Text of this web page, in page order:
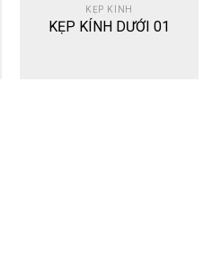
KẸP KÍNH
KẸP KÍNH DƯỚI 01